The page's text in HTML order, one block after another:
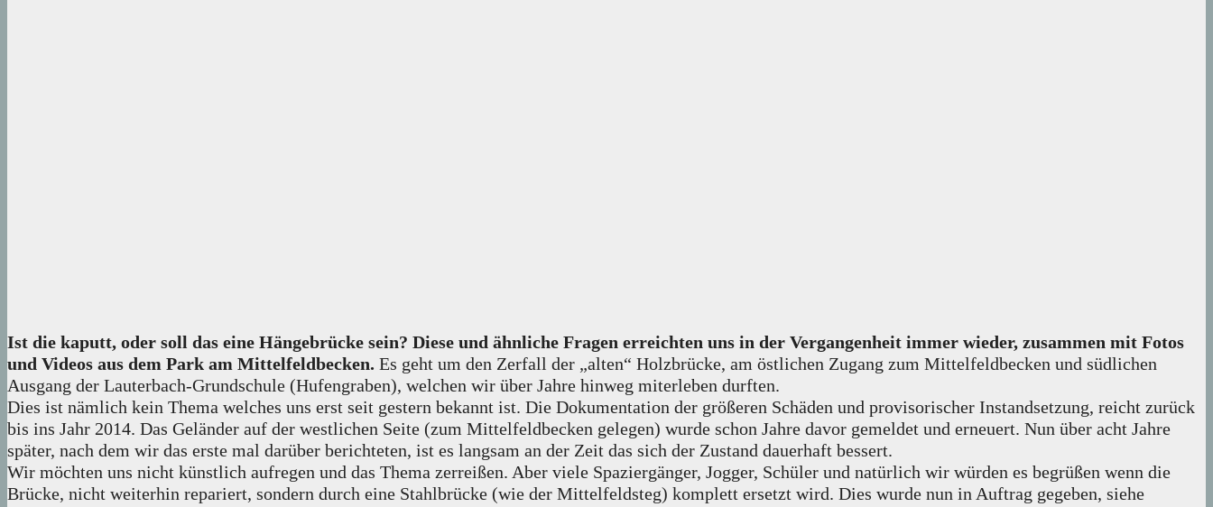
Ist die kaputt, oder soll das eine Hängebrücke sein? Diese und ähnliche Fragen erreichten uns in der Vergangenheit immer wieder, zusammen mit Fotos
und Videos aus dem Park am Mittelfeldbecken. Es geht um den Zerfall der „alten“ Holzbrücke, am östlichen Zugang zum Mittelfeldbecken und südlichen
Ausgang der Lauterbach-Grundschule (Hufengraben), welchen wir über Jahre hinweg miterleben durften.
Dies ist nämlich kein Thema welches uns erst seit gestern bekannt ist. Die Dokumentation der größeren Schäden und provisorischer Instandsetzung, reicht zurück
bis ins Jahr 2014. Das Geländer auf der westlichen Seite (zum Mittelfeldbecken gelegen) wurde schon Jahre davor gemeldet und erneuert. Nun über acht Jahre
später, nach dem wir das erste mal darüber berichteten, ist es langsam an der Zeit das sich der Zustand dauerhaft bessert.
Wir möchten uns nicht künstlich aufregen und das Thema zerreißen. Aber viele Spaziergänger, Jogger, Schüler und natürlich wir würden es begrüßen wenn die
Brücke, nicht weiterhin repariert, sondern durch eine Stahlbrücke (wie der Mittelfeldsteg) komplett ersetzt wird. Dies wurde nun in Auftrag gegeben, siehe